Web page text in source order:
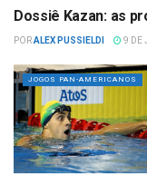
CAMPEONATO MUNDIAL
Dossiê Kazan: as
PORALEX PUSSIELDI 9 DE
JOGOS PAN-AMERICANOS